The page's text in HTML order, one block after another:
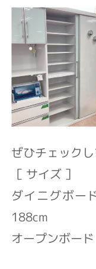
ぜひチェック
［ サイズ ］
ダイニグボー
188cm
オープンボー